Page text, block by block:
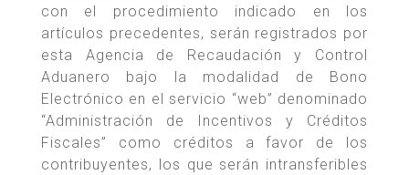
con el procedimiento indicado en los
artículos precedentes, serán registrados por
esta Agencia de Recaudación y Control
Aduanero bajo la modalidad de Bono
Electrónico en el servicio “web” denominado
“Administración de Incentivos y Créditos
Fiscales” como créditos a favor de los
contribuyentes, los que serán intransferibles